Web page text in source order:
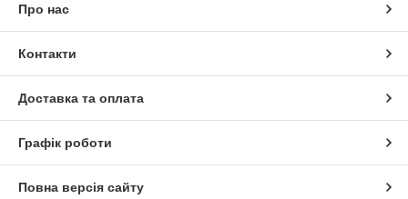
Про нас
Контакти
Доставка та оплата
Графік роботи
Повна версія сайту